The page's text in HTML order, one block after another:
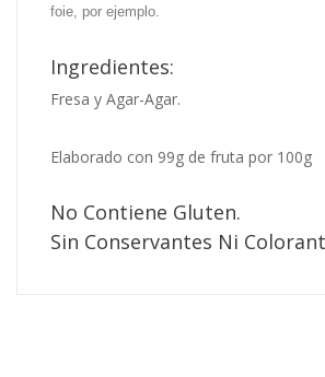
foie, por ejemplo.
Ingredientes:
Fresa y Agar-Agar.
Elaborado con 99g de fruta por 100g
No Contiene Gluten.
Sin Conservantes Ni